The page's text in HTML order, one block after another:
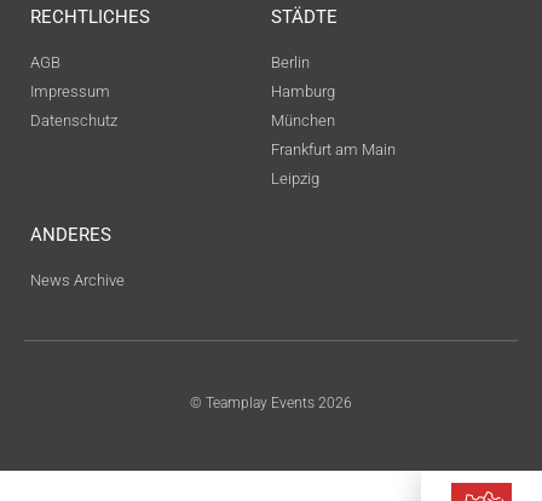
RECHTLICHES
AGB
Impressum
Datenschutz
STÄDTE
Berlin
Hamburg
München
Frankfurt am Main
Leipzig
ANDERES
News Archive
© Teamplay Events 2026